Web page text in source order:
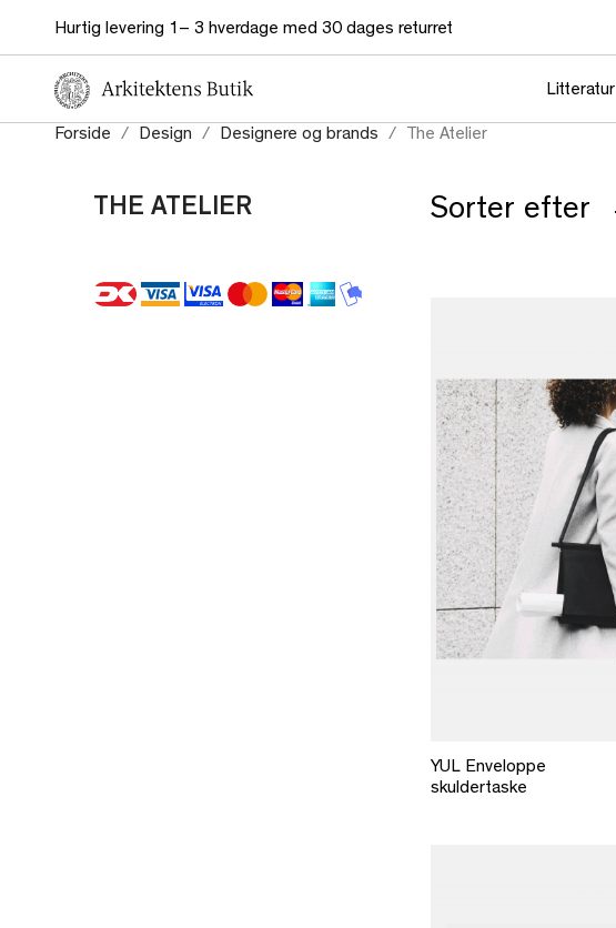
Hurtig levering 1– 3 hverdage med 30 dages returret
Litteratur
Forside Design Designere og brands The Atelier
THE ATELIER Sorter efter
YUL Enveloppe
skuldertaske